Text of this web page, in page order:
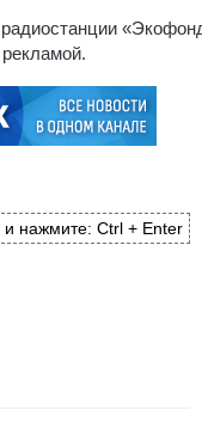
нажмите: Ctrl + Enter